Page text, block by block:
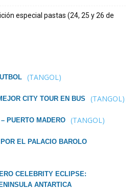
especial pastas (24, 25 y 26 de
(TANGOL)
CITY TOUR EN BUS (TANGOL)
PUERTO MADERO (TANGOL)
EL PALACIO BAROLO
CELEBRITY ECLIPSE:
ANTARTICA